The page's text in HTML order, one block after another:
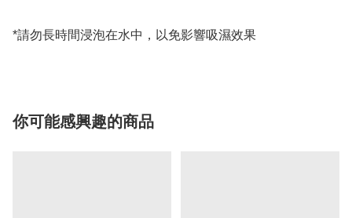
*請勿長時間浸泡在水中，以免影響吸濕效果
你可能感興趣的商品